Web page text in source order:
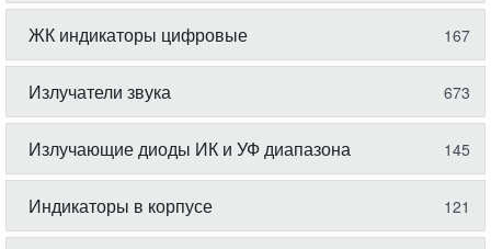
ЖК индикаторы цифровые 167
Излучатели звука 673
Излучающие диоды ИК и УФ диапазона 145
Индикаторы в корпусе 121